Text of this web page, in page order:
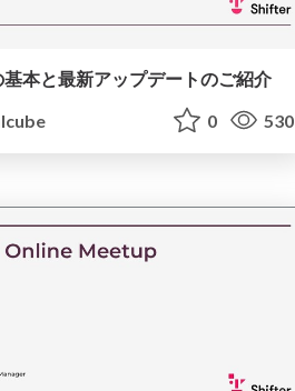
本と最新アップデートのご紹介
0 530